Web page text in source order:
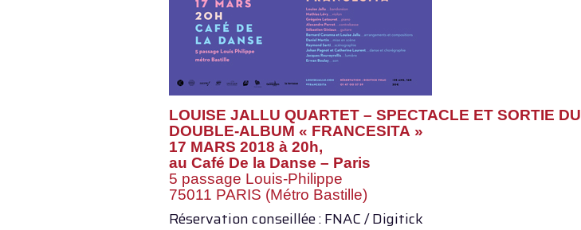
LOUISE JALLU QUARTET – SPECTACLE ET SORTIE DU
DOUBLE-ALBUM « FRANCESITA »
17 MARS 2018 à 20h,
au Café De la Danse – Paris
5 passage Louis-Philippe
75011 PARIS (Métro Bastille)
Réservation conseillée : FNAC / Digitick